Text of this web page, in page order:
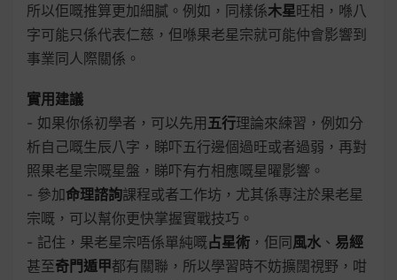
所以佢嘅推算更加細膩。例如，同樣係木星旺相，喺八
字可能只係代表仁慈，但喺果老星宗就可能仲會影響到
事業同人際關係。
實用建議
- 如果你係初學者，可以先用 五行理論來練習，例如分
析自己嘅生辰八字，睇吓五行邊個過旺或者過弱，再對
照果老星宗嘅星盤，睇吓有冇相應嘅星曜影響。
- 參加命理諮詢課程或者工作坊，尤其係專注於果老星
宗嘅，可以幫你更快掌握實戰技巧。
- 記住，果老星宗唔係單純嘅占星術 ，佢同風水 、 易經
甚至奇門遁甲都有關聯，所以學習時不妨擴闊視野，咁